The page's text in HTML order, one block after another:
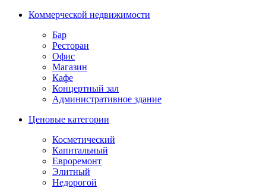
Коммерческой недвижимости
Бар
Ресторан
Офис
Магазин
Кафе
Концертный зал
Административное здание
Ценовые категории
Косметический
Капитальный
Евроремонт
Элитный
Недорогой